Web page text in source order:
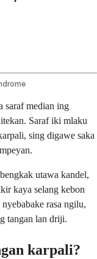
saraf median ing
Saraf iki mlaku
sing digawe saka
utawa kandel,
kaya selang kebon
rasa ngilu,
tangan lan driji.
karpali?